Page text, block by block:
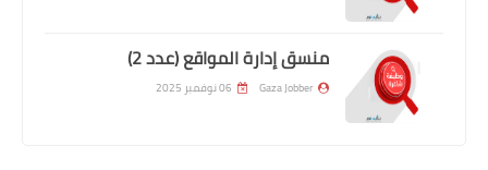
منسق إدارة المواقع (عدد 2)
Gaza Jobber 06 نوفمبر 2025